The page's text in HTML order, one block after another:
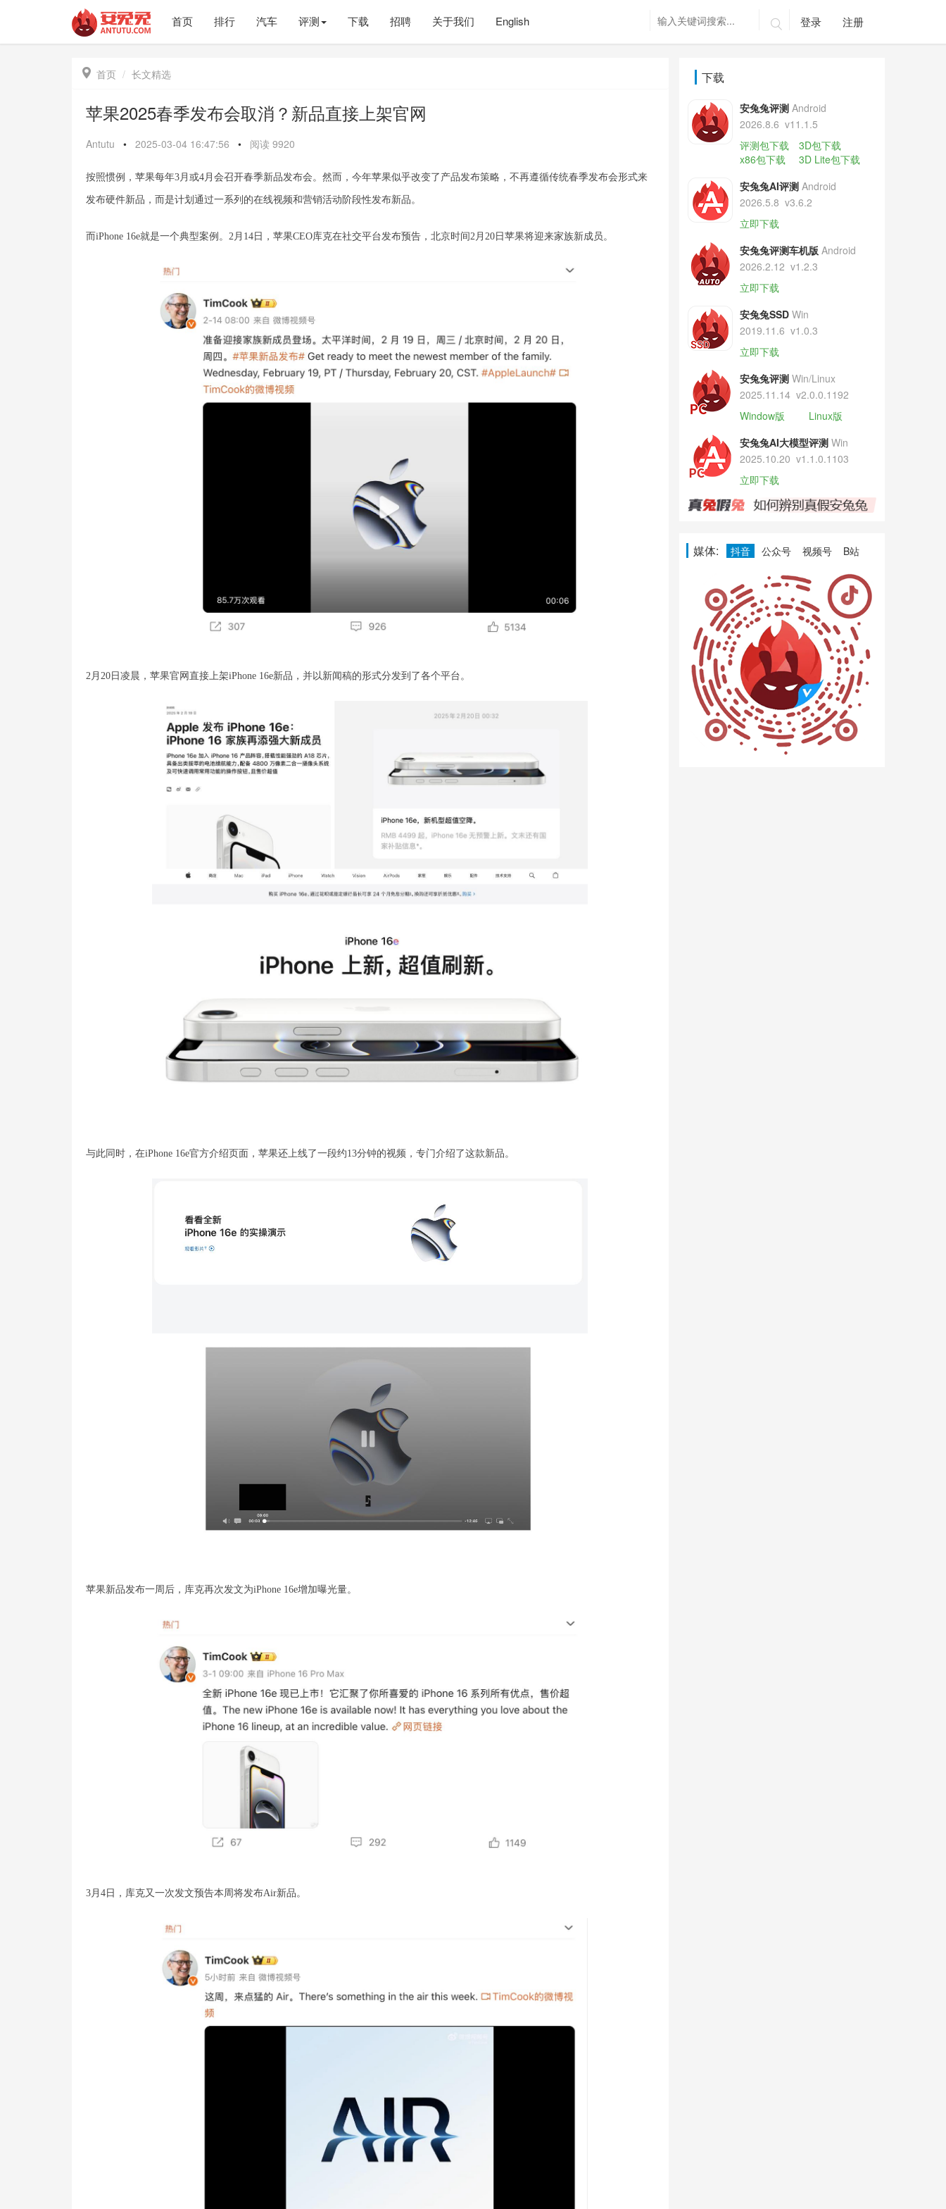
首页 排行 汽车 评测 下载 招聘 关于我们 English  登录 注册
 首页 长文精选
苹果2025春季发布会取消？新品直接上架官网
Antutu • 2025-03-04 16:47:56 • 阅读 9920
按照惯例，苹果每年3月或4月会召开春季新品发布会。然而，今年苹果似乎改变了产品发布策略，不再遵循传统春季发布会形式来
发布硬件新品，而是计划通过一系列的在线视频和营销活动阶段性发布新品。
而iPhone 16e就是一个典型案例。2月14日，苹果CEO库克在社交平台发布预告，北京时间2月20日苹果将迎来家族新成员。
2月20日凌晨，苹果官网直接上架iPhone 16e新品，并以新闻稿的形式分发到了各个平台。
与此同时，在iPhone 16e官方介绍页面，苹果还上线了一段约13分钟的视频，专门介绍了这款新品。
苹果新品发布一周后，库克再次发文为iPhone 16e增加曝光量。
3月4日，库克又一次发文预告本周将发布Air新品。
下载
安兔兔评测 Android
2026.8.6 v11.1.5
评测包下载
3D包下载
x86包下载
3D Lite包下载
安兔兔AI评测 Android
2026.5.8 v3.6.2
立即下载
安兔兔评测车机版 Android
2026.2.12 v1.2.3
立即下载
安兔兔SSD Win
2019.11.6 v1.0.3
立即下载
安兔兔评测 Win/Linux
2025.11.14 v2.0.0.1192
Window版
Linux版
安兔兔AI大模型评测 Win
2025.10.20 v1.1.0.1103
立即下载
媒体: 抖音 公众号 视频号 B站